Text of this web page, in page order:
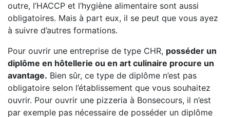
outre, l’HACCP et l’hygiène alimentaire sont aussi
obligatoires. Mais à part eux, il se peut que vous ayez
à suivre d’autres formations.
Pour ouvrir une entreprise de type CHR, posséder un
diplôme en hôtellerie ou en art culinaire procure un
avantage. Bien sûr, ce type de diplôme n’est pas
obligatoire selon l’établissement que vous souhaitez
ouvrir. Pour ouvrir une pizzeria à Bonsecours, il n’est
par exemple pas nécessaire de posséder un diplôme